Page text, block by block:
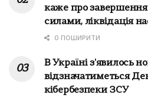
каже про
силами, ліквідація
0 ПОШИРИТИ
В Україні з'явилось
відзначатиметься
кібербезпеки ЗСУ